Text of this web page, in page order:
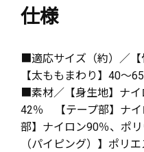
仕様
■適応サイズ（約）／
【太ももまわり】40～
■素材／【身生地】ナ
42％ 【テープ部】ナ
部】ナイロン90％、ポ
（パイピング）】ポリ